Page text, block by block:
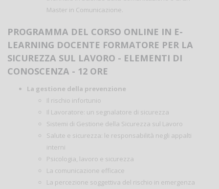
Master in Comunicazione.
PROGRAMMA DEL CORSO ONLINE IN E-
LEARNING DOCENTE FORMATORE PER LA
SICUREZZA SUL LAVORO - ELEMENTI DI
CONOSCENZA - 12 ORE
La gestione della prevenzione
Il rischio infortunio
Il Lavoratore: un segnalatore di sicurezza
Sistemi di Gestione della Sicurezza sul Lavoro
Salute e sicurezza: le responsabilità negli appalti
interni
Psicologia, lavoro e sicurezza
La comunicazione efficace
La percezione soggettiva del rischio in emergenza